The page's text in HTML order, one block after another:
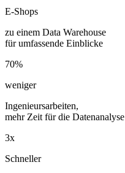
E-Shops
zu einem Data Warehouse
für umfassende Einblicke
70%
weniger
Ingenieursarbeiten,
mehr Zeit für die Datenanalyse
3x
Schneller